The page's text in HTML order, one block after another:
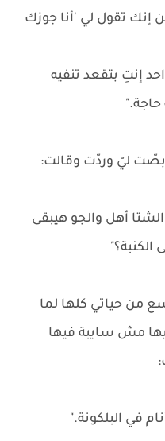
إنك تقول لي 'أنا جوزك
إنتِ بتقعد تنفيه
ليّ وردّت وقالت:
أهل والجو هيبقى
من حياتي كلها لما
مش سايبة فيها
في البلكونة."